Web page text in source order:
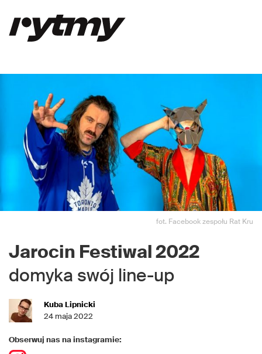
fot. Facebook zespołu Rat Kru
Jarocin Festiwal 2022
domyka swój line-up
Kuba Lipnicki
24 maja 2022
Obserwuj nas na instagramie: